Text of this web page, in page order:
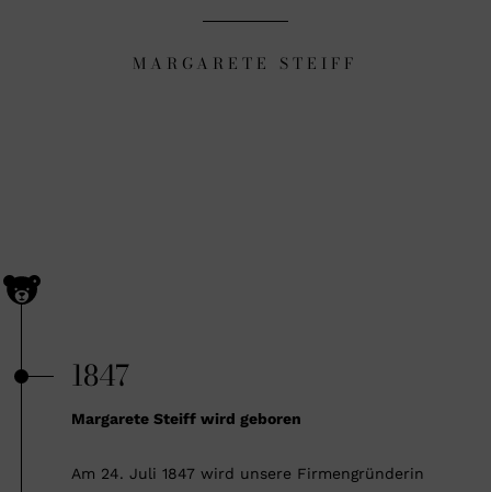
MARGARETE STEIFF
1847
Margarete Steiff wird geboren
Am 24. Juli 1847 wird unsere Firmengründerin